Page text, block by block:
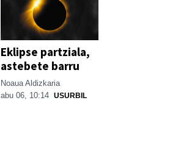
Eklipse partziala,
astebete barru
Noaua Aldizkaria
abu 06, 10:14 USURBIL